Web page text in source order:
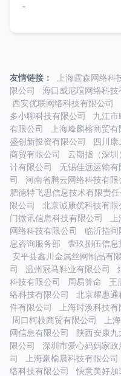
-
友情链接： 上海霆森网络科
限公司
海口威尼瑄网络科技
西安优联网络科技有限公司
多小聊科技有限公司
九江市
有限公司
上海峰麟榕商贸有
盛创新投资有限公司
四川
商贸有限公司
云期指（深圳
计有限公司
无锡佳远运输有
司
河南省腾云网络科技有限
肥德特飞思信息技术有限责任
限公司
北京诚康优科技有限
门微讯信息科技有限公司
网络科技有限公司
临沂指间
息咨询服务部
壹玖捌伍信息
安平县鑫川金属丝网制品有
司
温州冠马鞋业有限公司
科技有限公司
周易算命 王
络科技有限公司
北京耀惠通
件有限公司
上海时涣科技有
周口柯枝商贸有限公司
上
网信息有限公司
陕西安康
限公司
深圳市爱心妈妈家政
司
上海豪榆晨科技有限公司
络科技有限公司
快意美好加